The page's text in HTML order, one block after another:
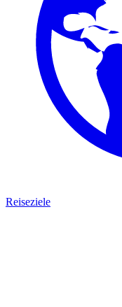
Reiseziele